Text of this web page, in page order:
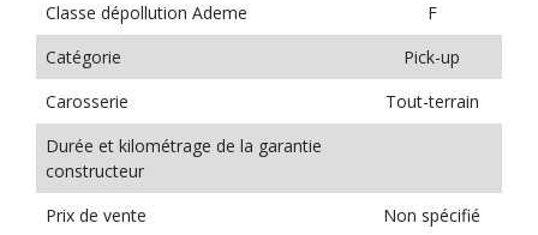
Classe dépollution Ademe
F
Catégorie
Pick-up
Carosserie
Tout-terrain
Durée et kilométrage de la garantie
constructeur
Prix de vente
Non spécifié